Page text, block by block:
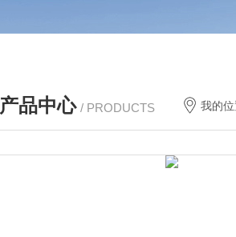
产品中心 / PRODUCTS 我的